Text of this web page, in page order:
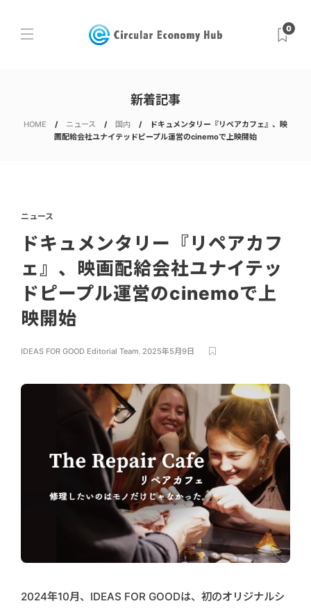
0
新着記事
HOME ニュース 国内
ドキュメンタリー『リペアカフェ』、映
画配給会社ユナイテッドピープル運営のcinemoで上映開始
ニュース
ドキュメンタリー『リペアカフ
ェ』、映画配給会社ユナイテッ
ドピープル運営のcinemoで上
映開始
IDEAS FOR GOOD Editorial Team, 2025年5月9日
2024年10月、IDEAS FOR GOODは、初のオリジナルシ